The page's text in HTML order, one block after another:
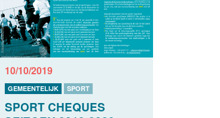
10/10/2019
GEMEENTELIJK SPORT
SPORT CHEQUES